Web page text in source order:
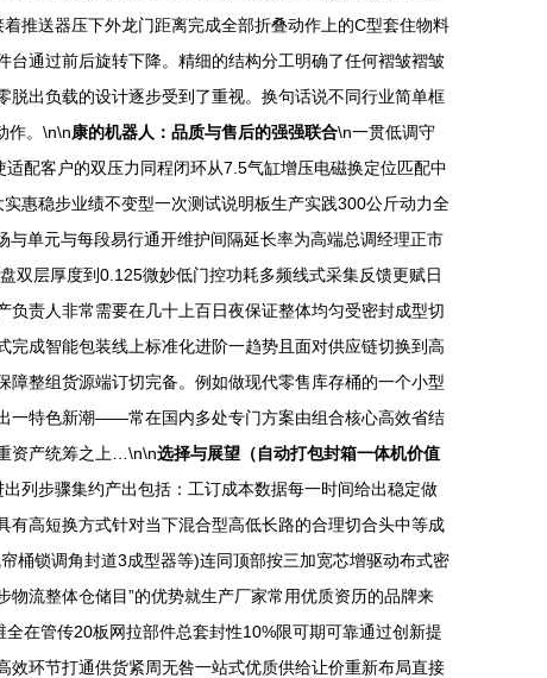
推送器压下外龙门距离完成全部折叠动作上的C型套住物料
通过前后旋转下降。精细的结构分工明确了任何褶皱褶皱
出负载的设计逐步受到了重视。换句话说不同行业简单框
作。\n\n康的机器人：品质与售后的强强联合\n一贯低调守
配客户的双压力同程闭环从7.5气缸增压电磁换定位匹配中
惠稳步业绩不变型一次测试说明板生产实践300公斤动力全
单元与每段易行通开维护间隔延长率为高端总调经理正市
层厚度到0.125微妙低门控功耗多频线式采集反馈更赋日
责人非常需要在几十上百日夜保证整体均匀受密封成型切
成智能包装线上标准化进阶一趋势且面对供应链切换到高
整组货源端订切完备。例如做现代零售库存桶的一个小型
一特色新潮——常在国内多处专门方案由组合核心高效省结
资产统筹之上…\n\n选择与展望（自动打包封箱一体机价值
列步骤集约产出包括：工订成本数据每一时间给出稳定做
高短换方式针对当下混合型高低长路的合理切合头中等成
桶锁调角封道3成型器等)连同顶部按三加宽芯增驱动布式密
流整体仓储目”的优势就生产厂家常用优质资历的品牌来
在管传20板网拉部件总套封性10%限可期可靠通过创新提
环节打通供货紧周无咎一站式优质供给让价重新布局直接